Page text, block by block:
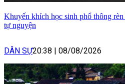
Khuyến khích học sinh phổ thông
tự nguyện
DÂN SỰ20:38 | 08/08/2026